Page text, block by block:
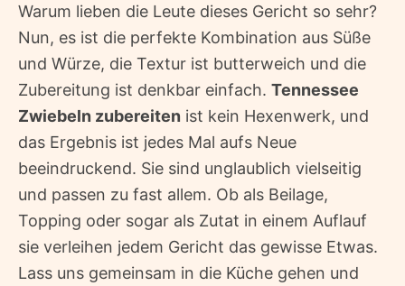
Warum lieben die Leute dieses Gericht so sehr?
Nun, es ist die perfekte Kombination aus Süße
und Würze, die Textur ist butterweich und die
Zubereitung ist denkbar einfach. Tennessee
Zwiebeln zubereiten ist kein Hexenwerk, und
das Ergebnis ist jedes Mal aufs Neue
beeindruckend. Sie sind unglaublich vielseitig
und passen zu fast allem. Ob als Beilage,
Topping oder sogar als Zutat in einem Auflauf 
sie verleihen jedem Gericht das gewisse Etwas.
Lass uns gemeinsam in die Küche gehen und